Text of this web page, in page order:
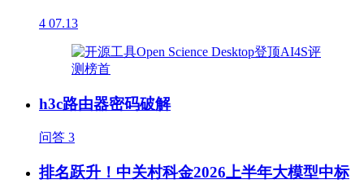
4 07.13
h3c路由器密码破解
问答 3
排名跃升！中关村科金2026上半年大模型中标